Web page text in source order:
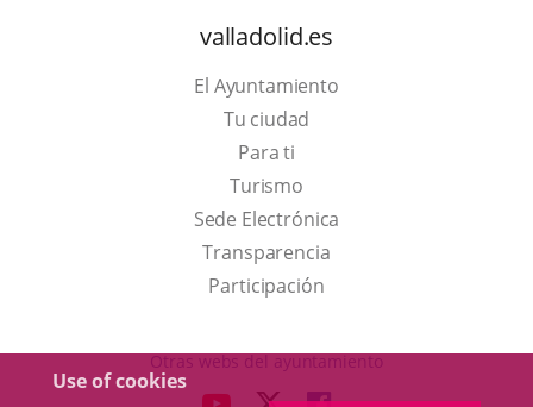
Use of cookies
valladolid.es
El Ayuntamiento
Tu ciudad
Para ti
TurismoThis
link
will
open
a
pop-
Sede Electrónica
Transparencia
Participación
Otras webs del ayuntamiento